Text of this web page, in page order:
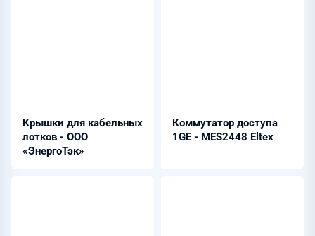
Крышки для кабельных
лотков - ООО
«ЭнергоТэк»
Коммутатор доступа
1GE - MES2448 Eltex